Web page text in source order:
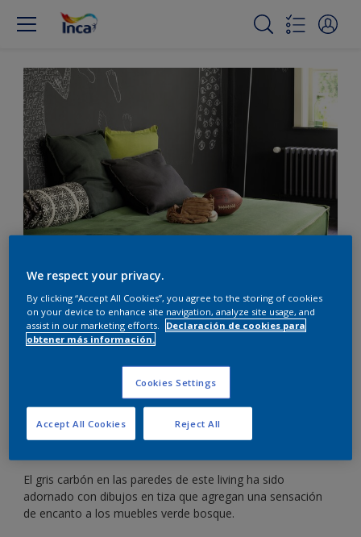
Creá drama con paredes
gris carbón
Los verdes exuberantes crean un ambiente
moderno al combinarlos con gris oscuro.
El gris carbón en las paredes de este living ha sido
adornado con dibujos en tiza que agregan una sensación
de encanto a los muebles verde bosque.
We respect your privacy.
By clicking “Accept All Cookies”, you agree to the storing of cookies
on your device to enhance site navigation, analyze site usage, and
assist in our marketing efforts.
Declaración de cookies para
obtener más información.
Cookies Settings
Reject All
Accept All Cookies